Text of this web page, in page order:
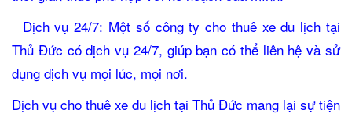
Dịch vụ 24/7: Một số công ty cho thuê xe du lịch tại
Thủ Đức có dịch vụ 24/7, giúp bạn có thể liên hệ và sử
dụng dịch vụ mọi lúc, mọi nơi.
Dịch vụ cho thuê xe du lịch tại Thủ Đức mang lại sự tiện